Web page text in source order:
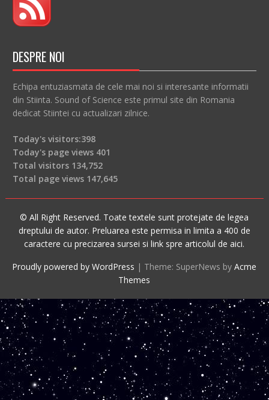
DESPRE NOI
Echipa entuziasmata de cele mai noi si interesante informatii
din Stiinta. Sound of Science este primul site din Romania
dedicat Stiintei cu actualizari zilnice.
Today's visitors:398
Today's page views 401
Total visitors 134,752
Total page views 147,645
© All Right Reserved. Toate textele sunt protejate de legea
dreptului de autor. Preluarea este permisa in limita a 400 de
caractere cu precizarea sursei si link spre articolul de aici.
Proudly powered by WordPress | Theme: SuperNews byAcme
Themes